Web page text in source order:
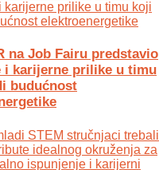
na Job Fairu predstavio
i karijerne prilike u timu
budućnost
STEM stručnjaci trebali
idealnog okruženja za
ispunjenje i karijerni